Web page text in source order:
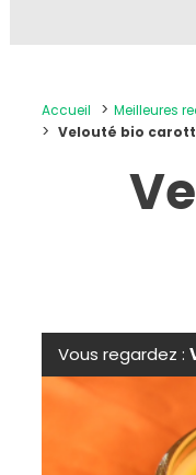
Accueil Meilleures
Velouté bio
Vous regardez :